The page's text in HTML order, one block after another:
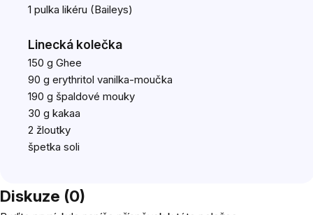
1 pulka likéru (Baileys)
Linecká kolečka
150 g Ghee
90 g erythritol vanilka-moučka
190 g špaldové mouky
30 g kakaa
2 žloutky
špetka soli
Diskuze (0)